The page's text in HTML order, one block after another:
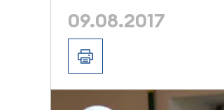
09.08.2017